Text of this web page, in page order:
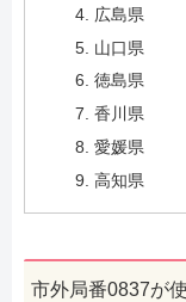
広島県
山口県
徳島県
香川県
愛媛県
高知県
市外局番0837が